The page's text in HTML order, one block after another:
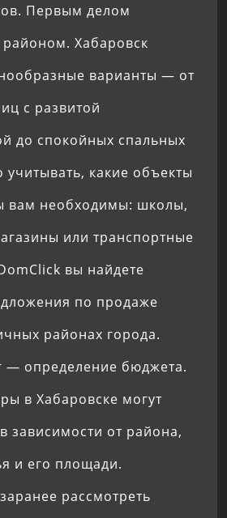
Первым делом
районом. Хабаровск
варианты — от
с развитой
до спокойных спальных
какие объекты
вам необходимы: школы,
или транспортные
вы найдете
по продаже
районах города.
определение бюджета.
в Хабаровске могут
зависимости от района,
и его площади.
рассмотреть